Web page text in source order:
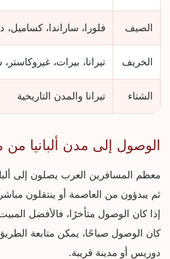
الصيف فلورا، ساراندا،
الخريف تيرانا، بيرات، غيروكاستر،
الشتاء تيرانا والمدن التاريخية
الوصول إلى مدن ألبانيا من
معظم المسافرين العرب يصلون إلى
ثم يبدؤون من العاصمة أو ينتقلون
إذا كان الوصول متأخرًا، فالأفضل المبيت
كان الوصول صباحًا، يمكن متابعة
دوريس أو مدينة قريبة.